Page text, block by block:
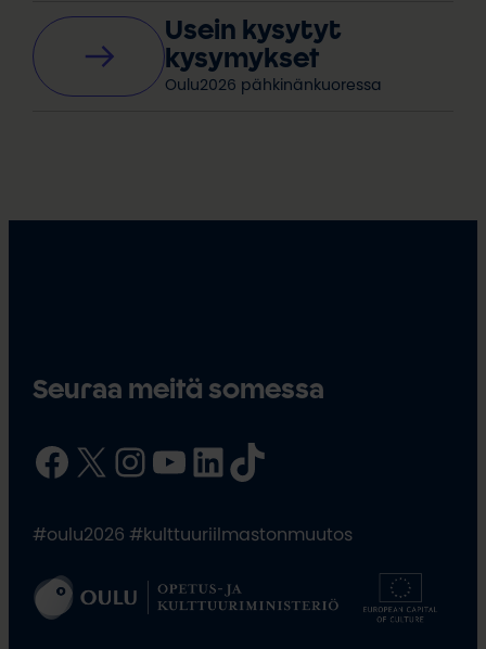
Usein kysytyt
kysymykset
Oulu2026 pähkinänkuoressa
Seuraa meitä somessa
Facebook X InstagramYouTube LinkedIn TikTok
#oulu2026 #kulttuuriilmastonmuutos